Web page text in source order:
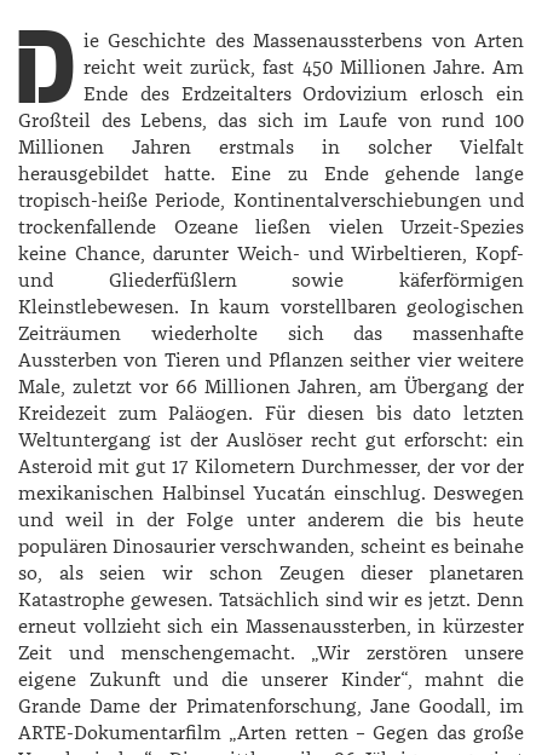
D ie Geschichte des Massenaussterbens von Arten
reicht weit zurück, fast 450 Millionen Jahre. Am
Ende des Erdzeitalters Ordovizium erlosch ein
Großteil des Lebens, das sich im Laufe von rund 100
Millionen Jahren erstmals in solcher Vielfalt
herausgebildet hatte. Eine zu Ende gehende lange
tropisch-heiße Periode, Kontinentalverschiebungen und
trockenfallende Ozeane ließen vielen Urzeit-Spezies
keine Chance, darunter Weich- und Wirbeltieren, Kopf-
und Gliederfüßlern sowie käferförmigen
Kleinstlebewesen. In kaum vorstellbaren geologischen
Zeiträumen wiederholte sich das massenhafte
Aussterben von Tieren und Pflanzen seither vier weitere
Male, zuletzt vor 66 Millionen Jahren, am Übergang der
Kreidezeit zum Paläogen. Für diesen bis dato letzten
Weltuntergang ist der Auslöser recht gut erforscht: ein
Asteroid mit gut 17 Kilometern Durchmesser, der vor der
mexikanischen Halbinsel Yucatán einschlug. Deswegen
und weil in der Folge unter anderem die bis heute
populären Dinosaurier verschwanden, scheint es beinahe
so, als seien wir schon Zeugen dieser planetaren
Katastrophe gewesen. Tatsächlich sind wir es jetzt. Denn
erneut vollzieht sich ein Massenaussterben, in kürzester
Zeit und menschengemacht. „Wir zerstören unsere
eigene Zukunft und die unserer Kinder“, mahnt die
Grande Dame der Primatenforschung, Jane Goodall, im
ARTE-Dokumentarfilm „Arten retten – Gegen das große